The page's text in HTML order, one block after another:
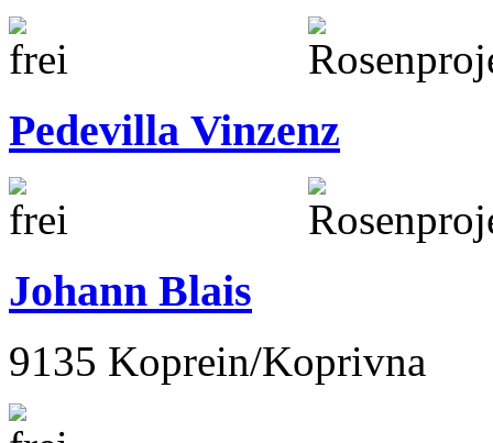
Pedevilla Vinzenz
Johann Blais
9135 Koprein/Koprivna